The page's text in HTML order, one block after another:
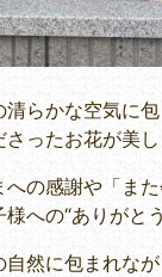
らかな空気に
ったお花が美
の感謝や「ま
への“ありがと
然に包まれな